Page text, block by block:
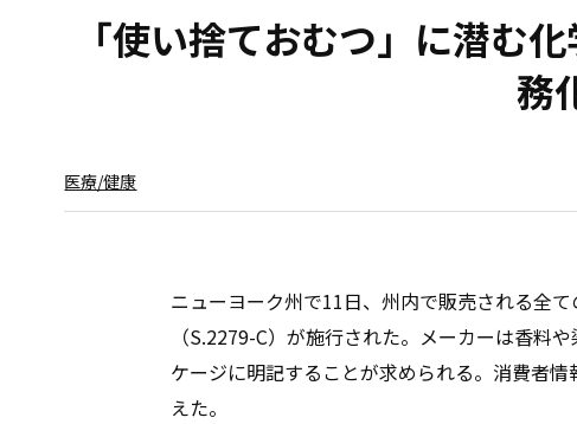
「使い捨ておむつ」に潜む
務
医療/健康
ニューヨーク州で11日、州内で販売される全
（S.2279-C）が施行された。メーカーは香料
ケージに明記することが求められる。消費者情
えた。